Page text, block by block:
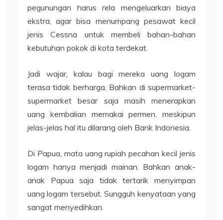
pegunungan harus rela mengeluarkan biaya
ekstra, agar bisa menumpang pesawat kecil
jenis Cessna untuk membeli bahan-bahan
kebutuhan pokok di kota terdekat.
Jadi wajar, kalau bagi mereka uang logam
terasa tidak berharga. Bahkan di supermarket-
supermarket besar saja masih menerapkan
uang kembalian memakai permen, meskipun
jelas-jelas hal itu dilarang oleh Bank Indonesia.
Di Papua, mata uang rupiah pecahan kecil jenis
logam hanya menjadi mainan. Bahkan anak-
anak Papua saja tidak tertarik menyimpan
uang logam tersebut. Sungguh kenyataan yang
sangat menyedihkan.